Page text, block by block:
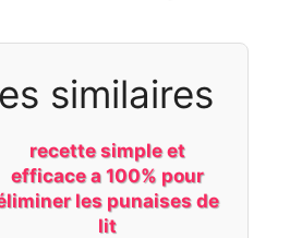
similaires
recette simple et
efficace a 100% pour
les punaises de
lit